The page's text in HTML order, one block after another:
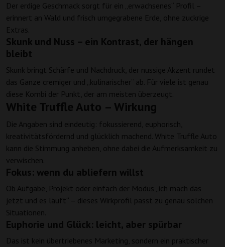
Der erdige Geschmack sorgt für ein „erwachsenes“ Profil –
erinnert an Wald und frisch umgegrabene Erde, ohne zuckrige
Extras.
Skunk und Nuss – ein Kontrast, der hängen
bleibt
Skunk bringt Schärfe und Nachdruck, der nussige Akzent rundet
das Ganze cremiger und „kulinarischer“ ab. Für viele ist genau
diese Kombi der Punkt, der am meisten überzeugt.
White Truffle Auto – Wirkung
Die Angaben sind eindeutig: fokussierend, euphorisch,
kreativitätsfördernd und glücklich machend. White Truffle Auto
kann die Stimmung anheben, ohne dabei die Aufmerksamkeit zu
verwischen.
Fokus: wenn du abliefern willst
Ob Aufgabe, Projekt oder einfach der Modus „ich mach das
jetzt und es läuft“ – dieses Wirkprofil passt zu genau solchen
Situationen.
Euphorie und Glück: leicht, aber spürbar
Das ist kein übertriebenes Marketing, sondern ein praktischer